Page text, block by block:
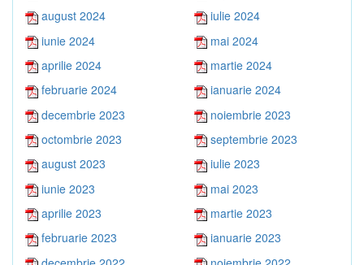
august 2024
iulie 2024
iunie 2024
mai 2024
aprilie 2024
martie 2024
februarie 2024
ianuarie 2024
decembrie 2023
noiembrie 2023
octombrie 2023
septembrie 2023
august 2023
iulie 2023
iunie 2023
mai 2023
aprilie 2023
martie 2023
februarie 2023
ianuarie 2023